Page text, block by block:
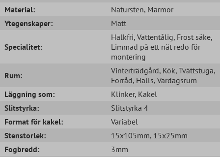
Material:
Natursten, Marmor
Ytegenskaper:
Matt
Specialitet:
Halkfri, Vattentålig, Frost säke,
Limmad på ett nät redo för
montering
Rum:
Vinterträdgård, Kök, Tvättstuga,
Förråd, Halls, Vardagsrum
Läggning som:
Klinker, Kakel
Slitstyrka:
Slitstyrka 4
Format för kakel:
Variabel
Stenstorlek:
15x105mm, 15x25mm
Fogbredd:
3mm